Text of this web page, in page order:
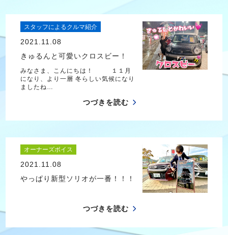
スタッフによるクルマ紹介
2021.11.08
きゅるんと可愛いクロスビー！
みなさま、こんにちは！ １１月
になり、より一層 冬らしい気候になり
ましたね…
つづきを読む
オーナーズボイス
2021.11.08
やっぱり新型ソリオが一番！！！
つづきを読む